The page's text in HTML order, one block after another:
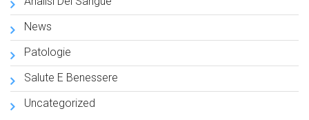
News
Patologie
Salute E Benessere
Uncategorized